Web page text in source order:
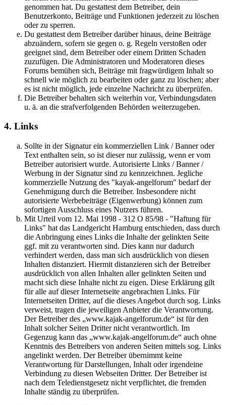
genommen hat. Du gestattest dem Betreiber, dein
Benutzerkonto, Beiträge und Funktionen jederzeit zu löschen
oder zu sperren.
Du gestattest dem Betreiber darüber hinaus, deine Beiträge
abzuändern, sofern sie gegen o. g. Regeln verstoßen oder
geeignet sind, dem Betreiber oder einem Dritten Schaden
zuzufügen. Die Administratoren und Moderatoren dieses
Forums bemühen sich, Beiträge mit fragwürdigem Inhalt so
schnell wie möglich zu bearbeiten oder ganz zu löschen; aber
es ist nicht möglich, jede einzelne Nachricht zu überprüfen.
Die Betreiber behalten sich weiterhin vor, Verbindungsdaten
u. ä. an die strafverfolgenden Behörden weiterzugeben.
4. Links
Sollte in der Signatur ein kommerziellen Link / Banner oder
Text enthalten sein, so ist dieser nur zulässig, wenn er vom
Betreiber autorisiert wurde. Autorisierte Links / Banner /
Werbung in der Signatur sind zu kennzeichnen. Jegliche
kommerzielle Nutzung des "kayak-angelforum" bedarf der
Genehmigung durch die Betreiber. Insbesondere nicht
autorisierte Werbebeiträge (Eigenwerbung) können zum
sofortigen Ausschluss eines Nutzers führen.
Mit Urteil vom 12. Mai 1998 - 312 O 85/98 - "Haftung für
Links" hat das Landgericht Hamburg entschieden, dass durch
die Anbringung eines Links die Inhalte der gelinkten Seite
ggf. mit zu verantworten sind. Dies kann nur dadurch
verhindert werden, dass man sich ausdrücklich von diesen
Inhalten distanziert. Hiermit distanzieren sich der Betreiber
ausdrücklich von allen Inhalten aller gelinkten Seiten und
macht sich diese Inhalte nicht zu eigen. Diese Erklärung gilt
für alle auf dieser Internetseite angebrachten Links. Für
Internetseiten Dritter, auf die dieses Angebot durch sog. Links
verweist, tragen die jeweiligen Anbieter die Verantwortung.
Der Betreiber des „www.kajak-angelforum.de“ ist für den
Inhalt solcher Seiten Dritter nicht verantwortlich. Im
Gegenzug kann das „www.kajak-angelforum.de“ auch ohne
Kenntnis des Betreibers von anderen Seiten mittels sog. Links
angelinkt werden. Der Betreiber übernimmt keine
Verantwortung für Darstellungen, Inhalt oder irgendeine
Verbindung zu diesen Webseiten Dritter. Der Betreiber ist
nach dem Teledienstgesetz nicht verpflichtet, die fremden
Inhalte ständig zu überprüfen.